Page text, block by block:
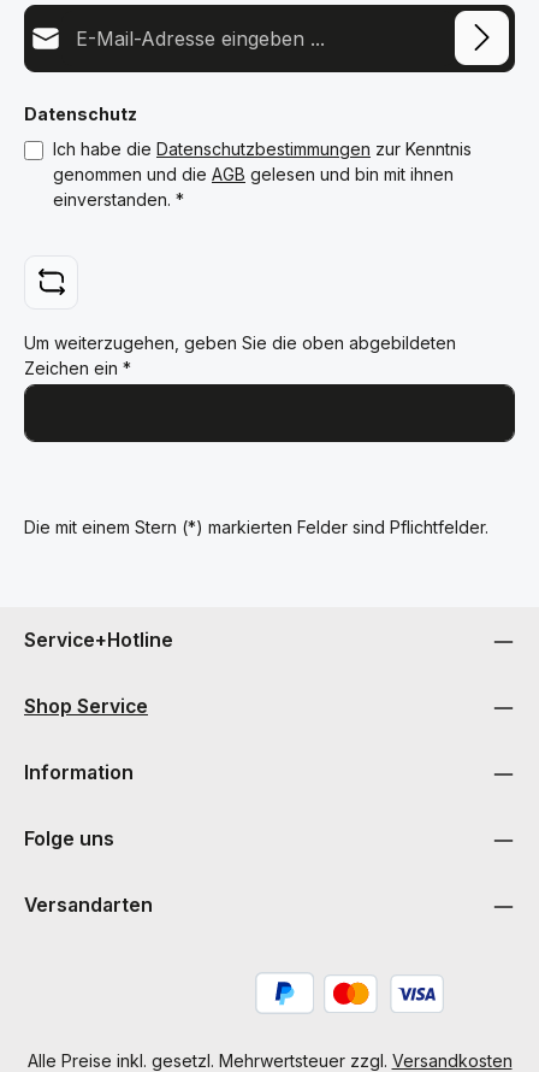
E-Mail-Adresse*
Datenschutz
Ich habe die Datenschutzbestimmungen zur Kenntnis
genommen und die AGB gelesen und bin mit ihnen
einverstanden. *
Um weiterzugehen, geben Sie die oben abgebildeten
Zeichen ein *
Die mit einem Stern (*) markierten Felder sind Pflichtfelder.
Service+Hotline
Shop Service
Information
Folge uns
Versandarten
Alle Preise inkl. gesetzl. Mehrwertsteuer zzgl. Versandkosten